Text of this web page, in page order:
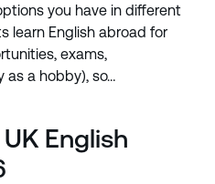
you have in different
learn English abroad for
exams,
as a hobby), so…
English